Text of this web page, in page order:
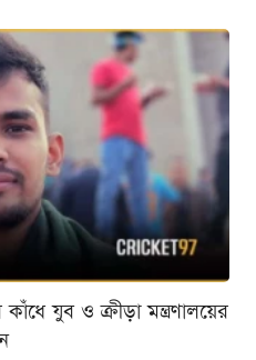
যুব ও ক্রীড়া মন্ত্রণালয়ের